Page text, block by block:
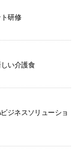
研修
い介護食
ジネスソリューショ